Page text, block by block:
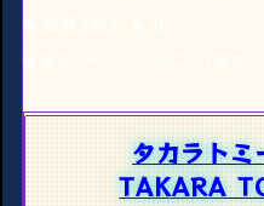
タカラト
TAKARA